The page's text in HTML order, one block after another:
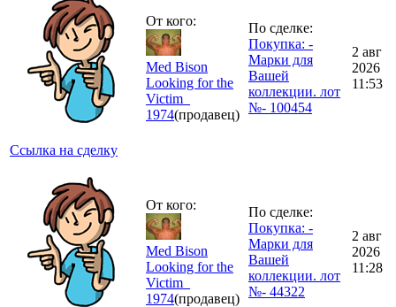
Ссылка на сделку
От кого:
Med Bison
Looking for the
Victim_
1974(продавец)
По сделке:
Покупка: -
Марки для
Вашей
коллекции. лот
№- 100454
2 авг
2026
11:53
От кого:
Med Bison
Looking for the
Victim_
1974(продавец)
По сделке:
Покупка: -
Марки для
Вашей
коллекции. лот
№- 44322
2 авг
2026
11:28